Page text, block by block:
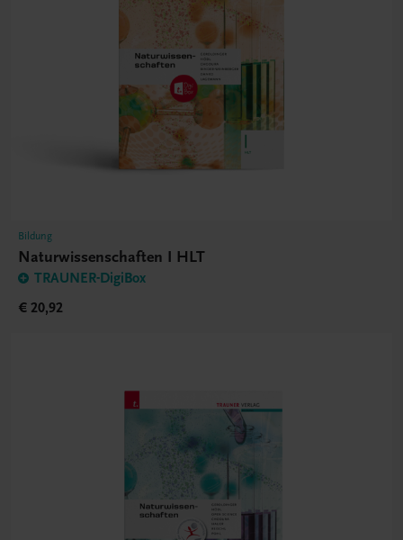
Bildung
Naturwissenschaften I HLT
TRAUNER-DigiBox
€ 20,92